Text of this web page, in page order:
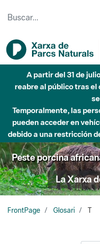
A partir del 31 de
reabre al público tras
Temporalmente, las
pueden acceder en
debido a una restricción
Peste porcina
La Xarxa
FrontPage Glosari T